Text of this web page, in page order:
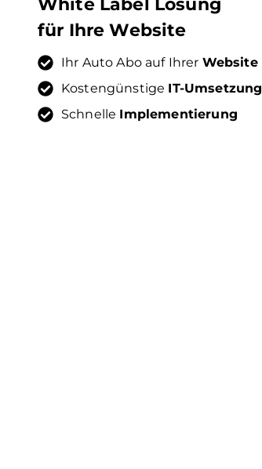
White Label Lösung
für Ihre Website
Ihr Auto Abo auf Ihrer Website
Kostengünstige IT-Umsetzung
Schnelle Implementierung